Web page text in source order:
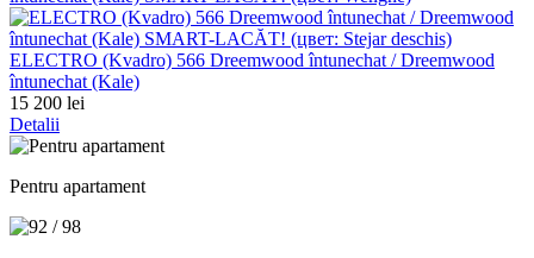
ELECTRO (Kvadro) 566 Dreemwood întunechat / Dreemwood
întunechat (Kale)
15 200 lei
Detalii
Pentru apartament